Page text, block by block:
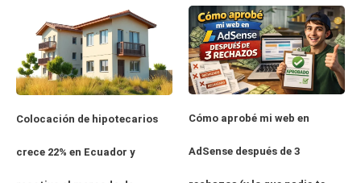
Colocación de hipotecarios
crece 22% en Ecuador y
Cómo aprobé mi web en
AdSense después de 3